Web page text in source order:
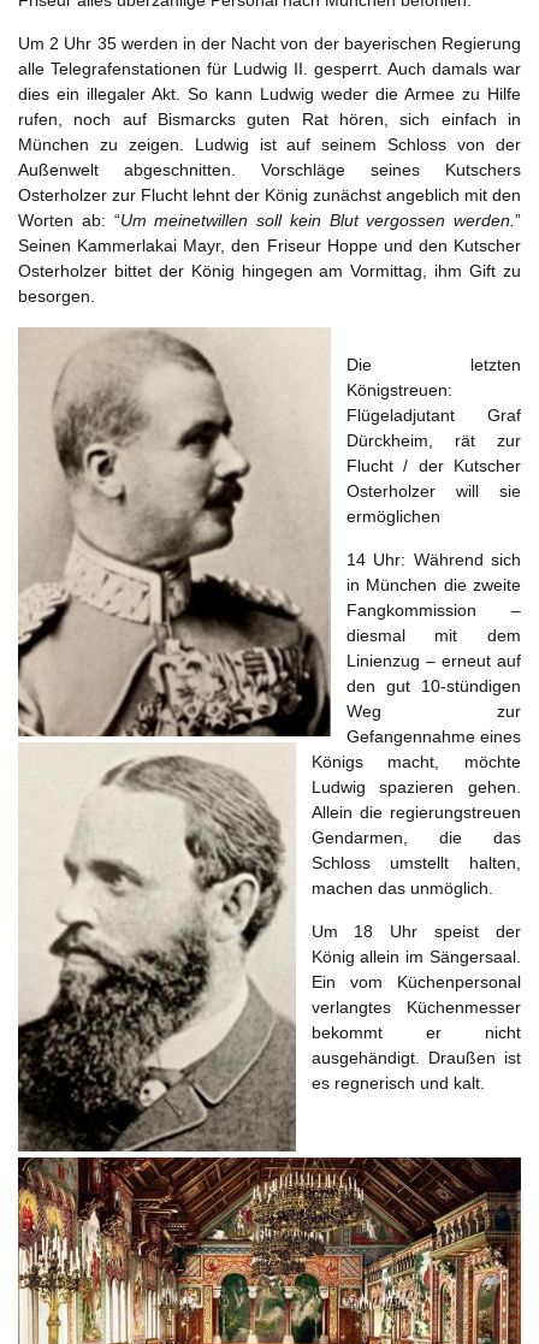
Um 2 Uhr 35 werden in der Nacht von der bayerischen Regierung
alle Telegrafenstationen für Ludwig II. gesperrt. Auch damals war
dies ein illegaler Akt. So kann Ludwig weder die Armee zu Hilfe
rufen, noch auf Bismarcks guten Rat hören, sich einfach in
München zu zeigen. Ludwig ist auf seinem Schloss von der
Außenwelt abgeschnitten. Vorschläge seines Kutschers
Osterholzer zur Flucht lehnt der König zunächst angeblich mit den
Worten ab: “Um meinetwillen soll kein Blut vergossen werden. ”
Seinen Kammerlakai Mayr, den Friseur Hoppe und den Kutscher
Osterholzer bittet der König hingegen am Vormittag, ihm Gift zu
besorgen.
Die letzten
Königstreuen:
Flügeladjutant Graf
Dürckheim, rät zur
Flucht / der Kutscher
Osterholzer will sie
ermöglichen
14 Uhr: Während sich
in München die zweite
Fangkommission –
diesmal mit dem
Linienzug – erneut auf
den gut 10-stündigen
Weg zur
Gefangennahme eines
Königs macht, möchte
Ludwig spazieren gehen.
Allein die regierungstreuen
Gendarmen, die das
Schloss umstellt halten,
machen das unmöglich.
Um 18 Uhr speist der
König allein im Sängersaal.
Ein vom Küchenpersonal
verlangtes Küchenmesser
bekommt er nicht
ausgehändigt. Draußen ist
es regnerisch und kalt.